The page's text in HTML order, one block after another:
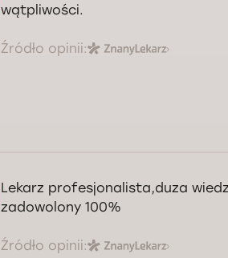
wątpliwości.
Źródło opinii:
Lekarz profesjonalista,duza
zadowolony 100%
Źródło opinii: